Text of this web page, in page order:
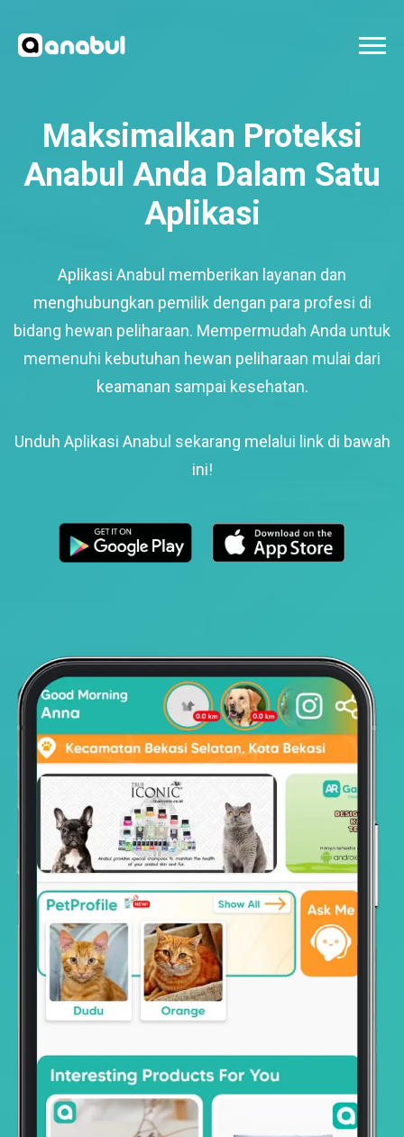
Maksimalkan Proteksi
Anabul Anda Dalam Satu
Aplikasi
Aplikasi Anabul memberikan layanan dan
menghubungkan pemilik dengan para profesi di
bidang hewan peliharaan. Mempermudah Anda untuk
memenuhi kebutuhan hewan peliharaan mulai dari
keamanan sampai kesehatan.
Unduh Aplikasi Anabul sekarang melalui link di bawah
ini!